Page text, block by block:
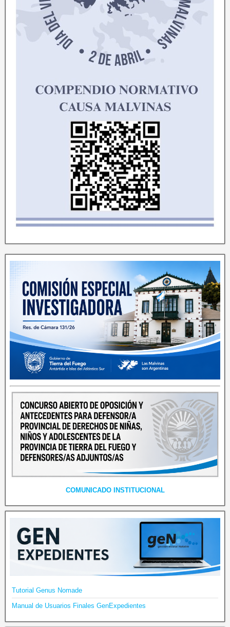
COMUNICADO INSTITUCIONAL
Tutorial Genus Nomade
Manual de Usuarios Finales GenExpedientes